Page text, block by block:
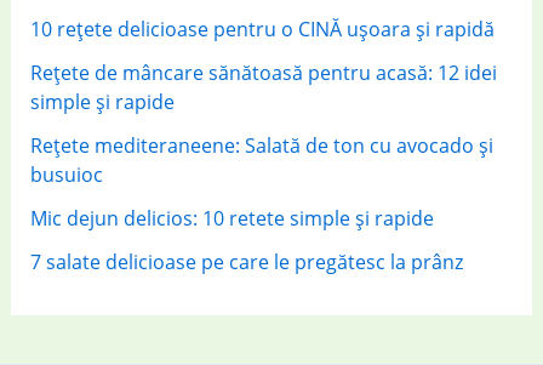
10 rețete delicioase pentru o CINĂ ușoara și rapidă
Rețete de mâncare sănătoasă pentru acasă: 12 idei
simple și rapide
Rețete mediteraneene: Salată de ton cu avocado și
busuioc
Mic dejun delicios: 10 retete simple și rapide
7 salate delicioase pe care le pregătesc la prânz